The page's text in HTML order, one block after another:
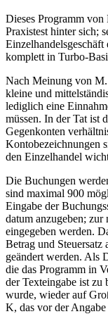
Dieses Programm von
Praxistest hinter sich;
komplett in Turbo-
Nach Meinung von
kleine und
lediglich eine
müssen. In der Tat ist
Gegenkonten
Kontobezeichnungen
den Einzelhandel
Die Buchungen
sind maximal 900
Eingabe der
datum anzugeben;
eingegeben werden.
Betrag und
geändert werden. Als
die das Programm in
der Texteingabe ist zu
wurde, wieder auf
K, das vor der